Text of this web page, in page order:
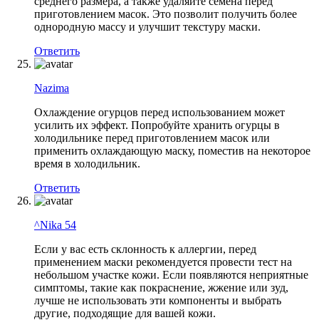
приготовлением масок. Это позволит получить более
однородную массу и улучшит текстуру маски.
Ответить
Nazima
Охлаждение огурцов перед использованием может
усилить их эффект. Попробуйте хранить огурцы в
холодильнике перед приготовлением масок или
применить охлаждающую маску, поместив на некоторое
время в холодильник.
Ответить
^Nika 54
Если у вас есть склонность к аллергии, перед
применением маски рекомендуется провести тест на
небольшом участке кожи. Если появляются неприятные
симптомы, такие как покраснение, жжение или зуд,
лучше не использовать эти компоненты и выбрать
другие, подходящие для вашей кожи.